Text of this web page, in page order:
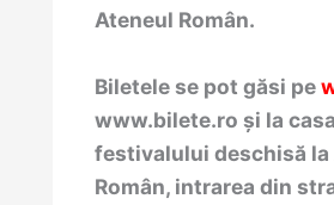
Ateneul Român.
Biletele se pot găsi pe
www.bilete.ro și la
festivalului deschisă la
Român, intrarea din